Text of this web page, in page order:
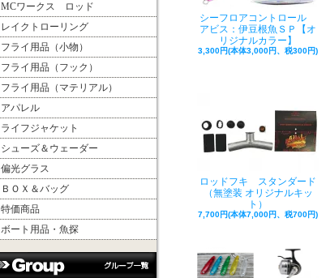
MCワークス ロッド
レイクトローリング
フライ用品（小物）
フライ用品（フック）
フライ用品（マテリアル）
アパレル
ライフジャケット
シューズ＆ウェーダー
偏光グラス
ＢＯＸ＆バッグ
特価商品
ボート用品・魚探
シーフロアコントロール
アビス：伊豆根魚ＳＰ【オ
リジナルカラー】
3,300円(本体3,000円、税300円)
ロッドフキ スタンダード
（無塗装 オリジナルキッ
ト）
7,700円(本体7,000円、税700円)